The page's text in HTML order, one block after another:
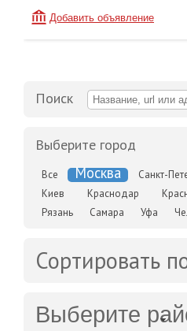
Добавить объявление
Поиск
Выберите город
Все Москва Санкт-
Киев
Краснодар
Рязань
Самара Уфа
Сортировать
Выберите